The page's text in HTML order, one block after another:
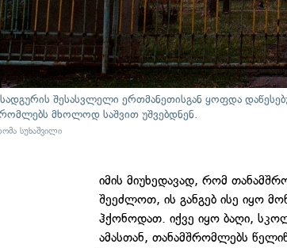
შესასვლელი ერთმანეთისგან ყოფდა
მხოლოდ საშვით უშვებდნენ.
სუხაშვილი
იმის მიუხედავად, რომ
შეეძლოთ, ის განგებ ისე იყო
ჰქონოდათ. იქვე იყო ბაღი,
ამასთან, თანამშრომლებს